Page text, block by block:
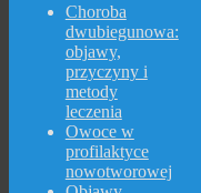
Choroba
dwubiegunowa:
objawy,
przyczyny i
metody
leczenia
Owoce w
profilaktyce
nowotworowej